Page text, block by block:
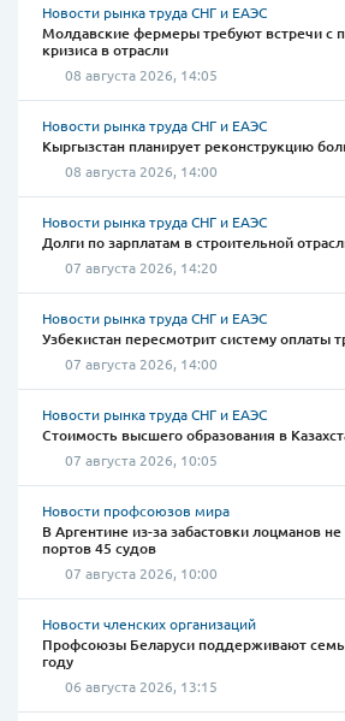
Новости рынка труда СНГ и ЕАЭС
Молдавские фермеры требуют встречи с
кризиса в отрасли
08 августа 2026, 14:05
Новости рынка труда СНГ и ЕАЭС
Кыргызстан планирует реконструкцию
08 августа 2026, 14:00
Новости рынка труда СНГ и ЕАЭС
Долги по зарплатам в строительной
07 августа 2026, 14:20
Новости рынка труда СНГ и ЕАЭС
Узбекистан пересмотрит систему оплаты
07 августа 2026, 14:00
Новости рынка труда СНГ и ЕАЭС
Стоимость высшего образования в
07 августа 2026, 10:05
Новости профсоюзов мира
В Аргентине из-за забастовки лоцманов
портов 45 судов
07 августа 2026, 10:00
Новости членских организаций
Профсоюзы Беларуси поддерживают
году
06 августа 2026, 13:15